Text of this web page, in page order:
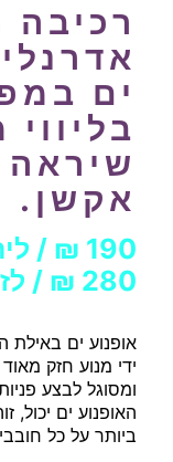
ים
אקשן.
190 ₪ / ליחיד
280 ₪ / לזוג
אופנוע ים באילת
ידי מנוע חזק מאוד
ומסוגל לבצע
האופנוע ים יכול,
ביותר על כל